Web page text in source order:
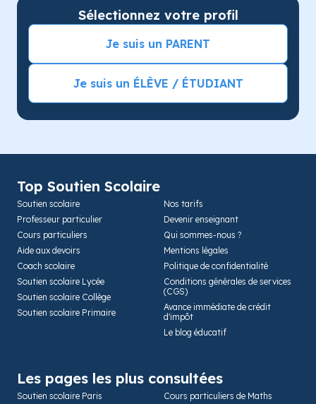
Sélectionnez votre profil
Je suis un PARENT
Je suis un ÉLÈVE / ÉTUDIANT
Top Soutien Scolaire
Soutien scolaire
Professeur particulier
Cours particuliers
Aide aux devoirs
Coach scolaire
Soutien scolaire Lycée
Soutien scolaire Collège
Soutien scolaire Primaire
Nos tarifs
Devenir enseignant
Qui sommes-nous ?
Mentions légales
Politique de confidentialité
Conditions générales de services
(CGS)
Avance immédiate de crédit
d'impôt
Le blog éducatif
Les pages les plus consultées
Soutien scolaire Paris
Cours particuliers de Maths